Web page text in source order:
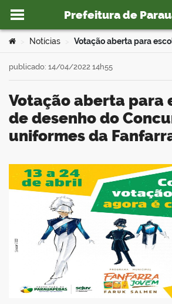
Ir para o conteúdo
Prefeitura de
portal
Você está aqui:
Notícias
Votação aberta para escolha
de desenho do
uniformes da
publicado: 14/04/2022 14h55